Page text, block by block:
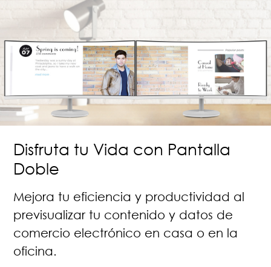
Disfruta tu Vida con Pantalla
Doble
Mejora tu eficiencia y productividad al
previsualizar tu contenido y datos de
comercio electrónico en casa o en la
oficina.